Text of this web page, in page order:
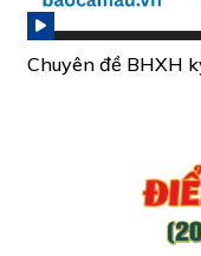
Chuyên đề BHXH